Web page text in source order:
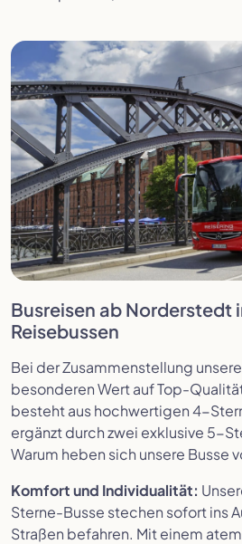
Busreisen ab Norderstedt
Reisebussen
Bei der Zusammenstellung
besonderen Wert auf Top-
besteht aus hochwertigen 4-
ergänzt durch zwei exklusive 5-
Warum heben sich unsere Busse
Komfort und Individualität:
Sterne-Busse stechen sofort ins
Straßen befahren. Mit einem